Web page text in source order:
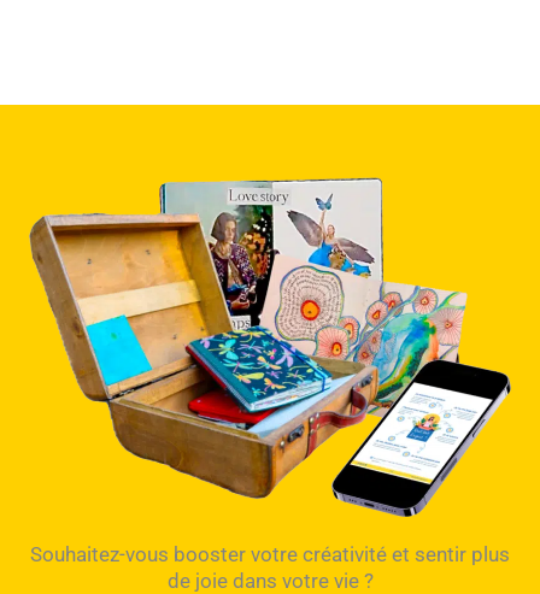
Souhaitez-vous booster votre créativité et sentir plus
de joie dans votre vie ?